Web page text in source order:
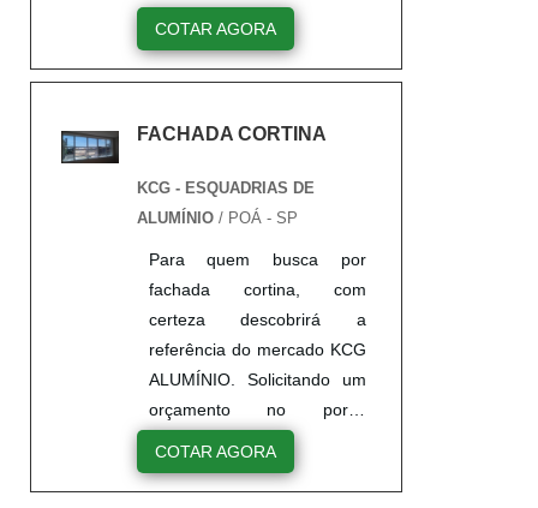
Soluções Industriais e
encontrando a líder do
é fachada cortina de vidro,
encontramos proteção com
assessoria técnica
especializada.MAIS
DETALHES SOBRE
FACHADA CORTINA DE
VIDROA KCG ALUMÍNIO
objetiva seus recursos em
oferecer um estrutur...
COTAR AGORA
FACHADA CORTINA
KCG - ESQUADRIAS DE
ALUMÍNIO / POÁ - SP
Para quem busca por
fachada cortina, com
certeza descobrirá a
referência do mercado KCG
ALUMÍNIO. Solicitando um
orçamento no portal
Soluções Industriais e
encontrando a líder do
COTAR AGORA